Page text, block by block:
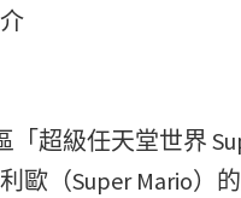
「超級任天堂世界
歐（Super Mario）